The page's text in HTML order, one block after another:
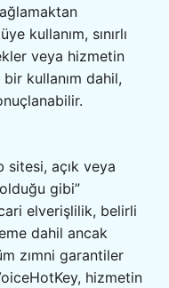
kullanım, sınırlı
veya hizmetin
kullanım dahil,
sitesi, açık veya
gibi”
elverişlilik, belirli
dahil ancak
zımni garantiler
hizmetin